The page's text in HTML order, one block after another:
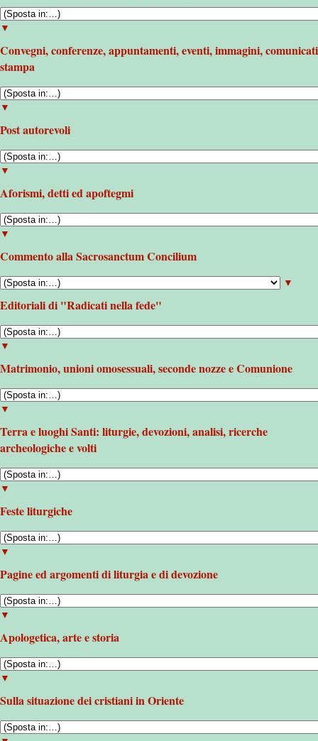
▼
Convegni, conferenze, appuntamenti, eventi, immagini, comunicati
stampa
▼
Post autorevoli
▼
Aforismi, detti ed apoftegmi
▼
Commento alla Sacrosanctum Concilium
▼
Editoriali di "Radicati nella fede"
▼
Matrimonio, unioni omosessuali, seconde nozze e Comunione
▼
Terra e luoghi Santi: liturgie, devozioni, analisi, ricerche
archeologiche e volti
▼
Feste liturgiche
▼
Pagine ed argomenti di liturgia e di devozione
▼
Apologetica, arte e storia
▼
Sulla situazione dei cristiani in Oriente